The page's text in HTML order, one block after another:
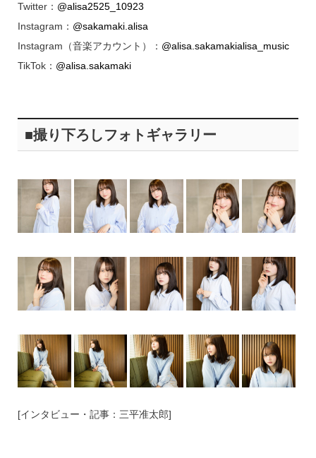
Twitter： @alisa2525_10923
Instagram： @sakamaki.alisa
Instagram（音楽アカウント）： @alisa.sakamakialisa_music
TikTok： @alisa.sakamaki
■撮り下ろしフォトギャラリー
[インタビュー・記事：三平准太郎]